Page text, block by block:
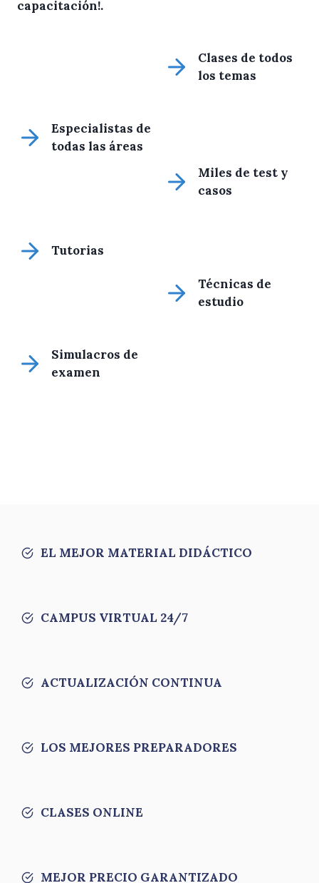
capacitación!.
Clases de todos
los temas
Especialistas de
todas las áreas
Miles de test y
casos
Tutorias
Técnicas de
estudio
Simulacros de
examen
EL MEJOR MATERIAL DIDÁCTICO
CAMPUS VIRTUAL 24/7
ACTUALIZACIÓN CONTINUA
LOS MEJORES PREPARADORES
CLASES ONLINE
MEJOR PRECIO GARANTIZADO